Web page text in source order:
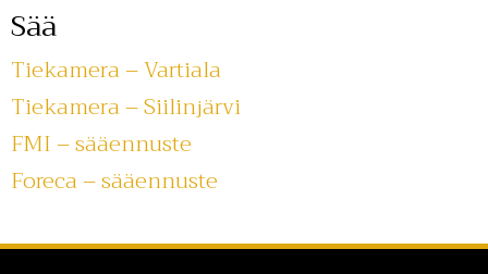
Sää
Tiekamera – Vartiala
Tiekamera – Siilinjärvi
FMI – sääennuste
Foreca – sääennuste